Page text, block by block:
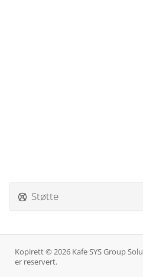
Støtte
Kopirett © 2026 Kafe SYS Group
er reservert.